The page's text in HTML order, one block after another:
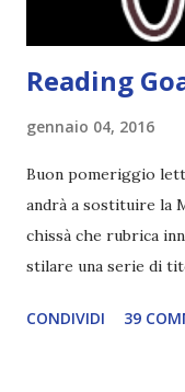
Reading
gennaio 04, 2016
Buon pomeriggio
andrà a sostituire la
chissà che rubrica
stilare una serie di
una rubrica per
CONDIVIDI 39